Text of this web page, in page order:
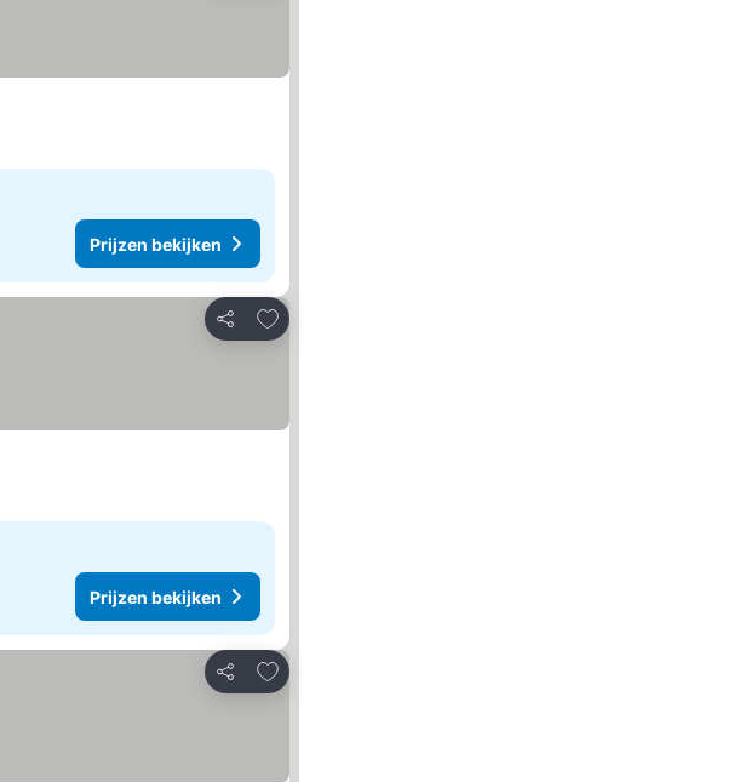
Prijzen bekijken
Delen
Toevoegen aan favorieten
Prijzen bekijken
Delen
Toevoegen aan favorieten